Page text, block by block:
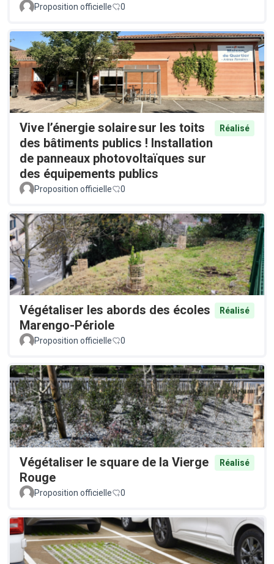
Proposition officielle 0
Vive l’énergie solaire sur les toits
des bâtiments publics ! Installation
de panneaux photovoltaïques sur
des équipements publics
Réalisé
Proposition officielle 0
Végétaliser les abords des écoles
Marengo-Périole
Réalisé
Proposition officielle 0
Végétaliser le square de la Vierge
Rouge
Réalisé
Proposition officielle 0